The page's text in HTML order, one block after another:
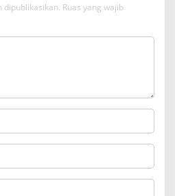
dipublikasikan. Ruas yang wajib